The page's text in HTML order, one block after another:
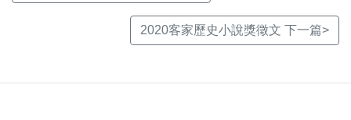
2020客家歷史小說獎徵文 下一篇>